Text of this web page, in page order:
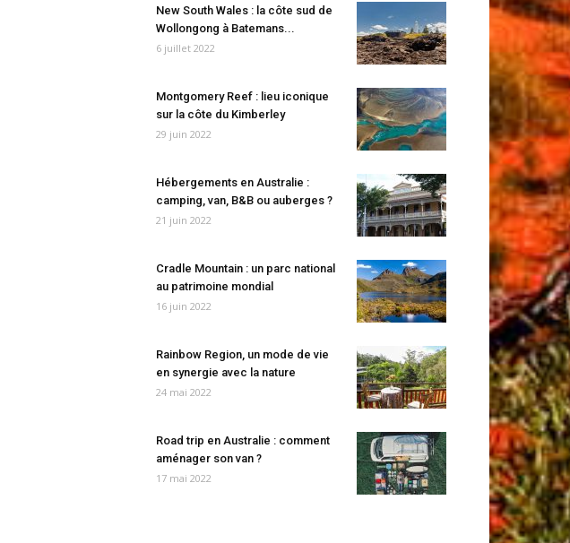
New South Wales : la côte sud de
Wollongong à Batemans...
6 juillet 2022
Montgomery Reef : lieu iconique
sur la côte du Kimberley
29 juin 2022
Hébergements en Australie :
camping, van, B&B ou auberges ?
21 juin 2022
Cradle Mountain : un parc national
au patrimoine mondial
16 juin 2022
Rainbow Region, un mode de vie
en synergie avec la nature
24 mai 2022
Road trip en Australie : comment
aménager son van ?
17 mai 2022